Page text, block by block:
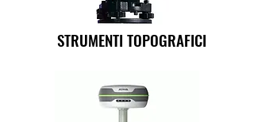
STRUMENTI TOPOGRAFICI